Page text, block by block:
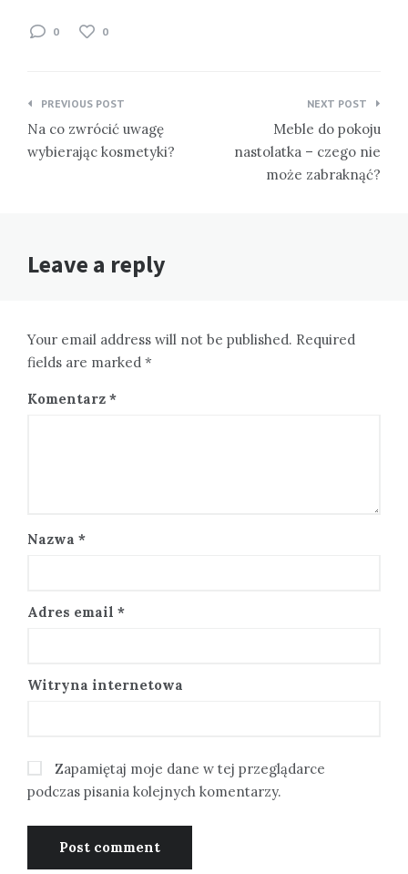
0 0
Nawigacja
wpisu
PREVIOUS POST
Na co zwrócić uwagę
wybierając kosmetyki?
NEXT POST
Meble do pokoju
nastolatka – czego nie
może zabraknąć?
Leave a reply
Your email address will not be published. Required
fields are marked *
Komentarz *
Nazwa *
Adres email *
Witryna internetowa
Zapamiętaj moje dane w tej przeglądarce
podczas pisania kolejnych komentarzy.